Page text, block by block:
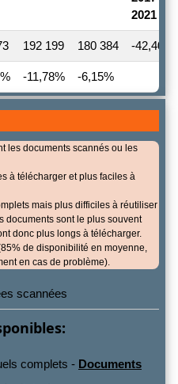
2021
192 199 180 384 -42,40 %
-11,78% -6,15%
les documents scannés ou les
à télécharger et plus faciles à
mais plus difficiles à réutiliser
documents sont le plus souvent
donc plus longs à télécharger.
de disponibilité en moyenne,
en cas de problème).
scannées
complets - Documents